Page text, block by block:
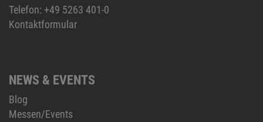
Telefon: +49 5263 401-0
Kontaktformular
NEWS & EVENTS
Blog
Messen/Events